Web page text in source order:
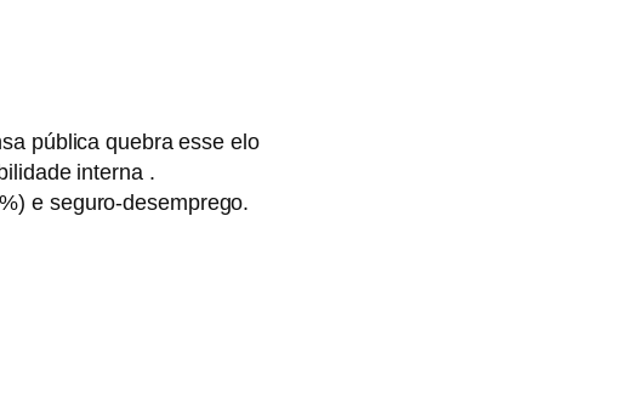
pública quebra esse elo
interna .
e seguro-desemprego.